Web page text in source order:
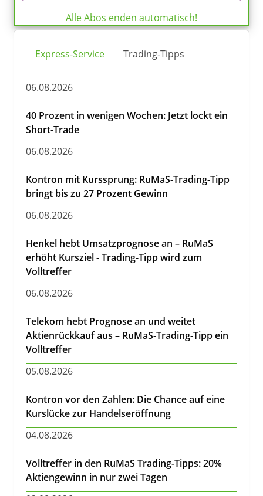
Alle Abos enden automatisch!
Express-Service Trading-Tipps
06.08.2026
40 Prozent in wenigen Wochen: Jetzt lockt ein
Short-Trade
06.08.2026
Kontron mit Kurssprung: RuMaS-Trading-Tipp
bringt bis zu 27 Prozent Gewinn
06.08.2026
Henkel hebt Umsatzprognose an – RuMaS
erhöht Kursziel - Trading-Tipp wird zum
Volltreffer
06.08.2026
Telekom hebt Prognose an und weitet
Aktienrückkauf aus – RuMaS-Trading-Tipp ein
Volltreffer
05.08.2026
Kontron vor den Zahlen: Die Chance auf eine
Kurslücke zur Handelseröffnung
04.08.2026
Volltreffer in den RuMaS Trading-Tipps: 20%
Aktiengewinn in nur zwei Tagen